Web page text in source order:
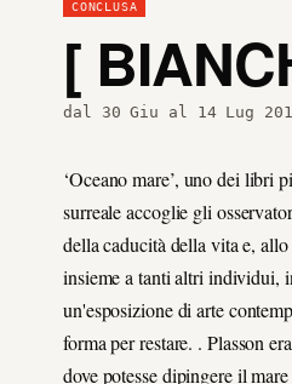
CONCLUSA
[
dal 30 Giu al 14 Lug
‘Oceano mare’, uno dei
surreale accoglie gli
della caducità della vita e,
insieme a tanti altri individui,
un'esposizione di arte
forma per restare. . Plasson
dove potesse dipingere il